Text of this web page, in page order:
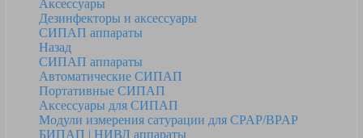
Аксессуары
Дезинфекторы и аксессуары
СИПАП аппараты
Назад
СИПАП аппараты
Автоматические СИПАП
Портативные СИПАП
Аксессуары для СИПАП
Модули измерения сатурации для CPAP/BPAP
БИПАП | НИВЛ аппараты